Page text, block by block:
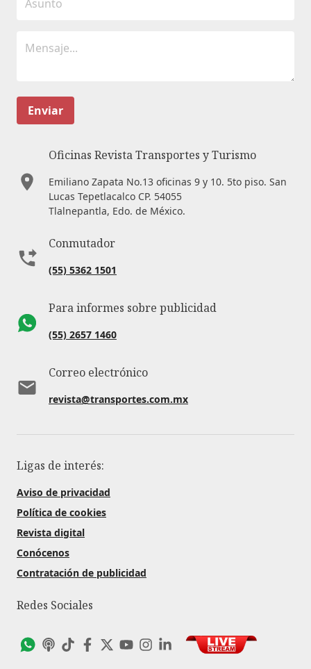
Enviar
Oficinas Revista Transportes y Turismo
Emiliano Zapata No.13 oficinas 9 y 10. 5to piso. San
Lucas Tepetlacalco CP. 54055
Tlalnepantla, Edo. de México.
Conmutador
(55) 5362 1501
Para informes sobre publicidad
(55) 2657 1460
Correo electrónico
revista@transportes.com.mx
Ligas de interés:
Aviso de privacidad
Política de cookies
Revista digital
Conócenos
Contratación de publicidad
Redes Sociales